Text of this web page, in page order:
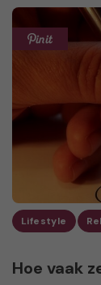
Lifestyle
Hoe vaak